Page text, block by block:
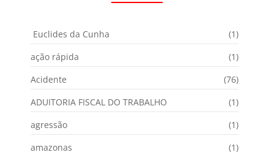
Euclides da Cunha
(1)
ação rápida
(1)
Acidente
(76)
ADUITORIA FISCAL DO TRABALHO
(1)
agressão
(1)
amazonas
(1)